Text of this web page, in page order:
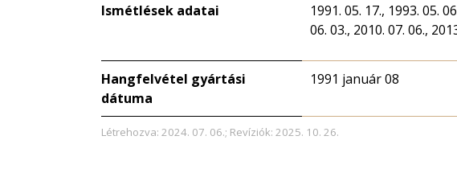
Ismétlések adatai
1991. 05. 17., 1993. 05.
06. 03., 2010. 07. 06.,
Hangfelvétel gyártási
dátuma
1991 január 08
Létrehozva: 2024. 07. 06.; Revíziók: 2025. 10. 26.